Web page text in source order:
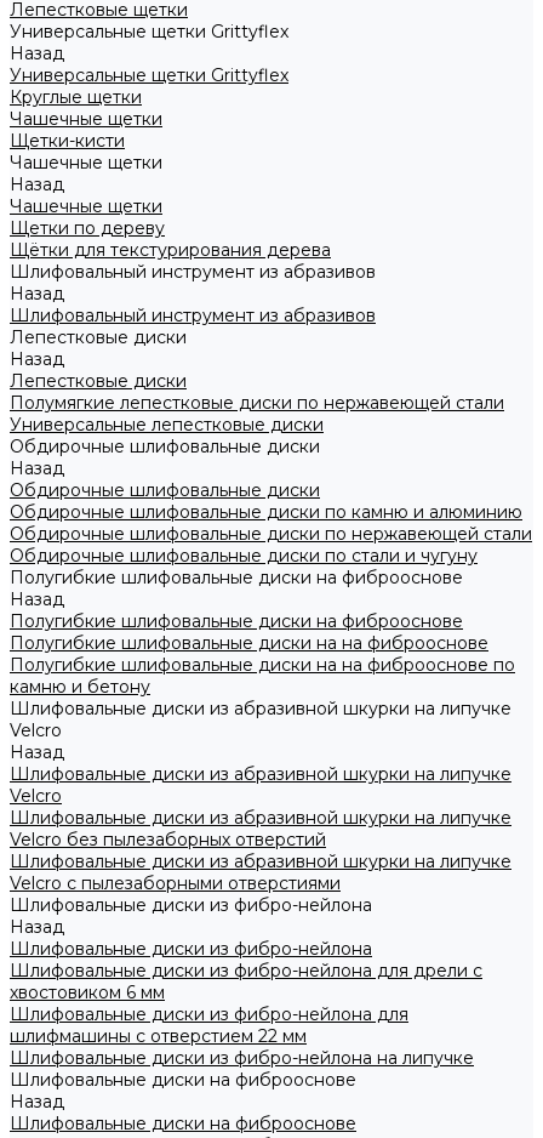
Лепестковые щетки
Универсальные щетки Grittyflex
Назад
Универсальные щетки Grittyflex
Круглые щетки
Чашечные щетки
Щетки-кисти
Чашечные щетки
Назад
Чашечные щетки
Щетки по дереву
Щётки для текстурирования дерева
Шлифовальный инструмент из абразивов
Назад
Шлифовальный инструмент из абразивов
Лепестковые диски
Назад
Лепестковые диски
Полумягкие лепестковые диски по нержавеющей стали
Универсальные лепестковые диски
Обдирочные шлифовальные диски
Назад
Обдирочные шлифовальные диски
Обдирочные шлифовальные диски по камню и алюминию
Обдирочные шлифовальные диски по нержавеющей стали
Обдирочные шлифовальные диски по стали и чугуну
Полугибкие шлифовальные диски на фиброоснове
Назад
Полугибкие шлифовальные диски на фиброоснове
Полугибкие шлифовальные диски на на фиброоснове
Полугибкие шлифовальные диски на на фиброоснове по
камню и бетону
Шлифовальные диски из абразивной шкурки на липучке
Velcro
Назад
Шлифовальные диски из абразивной шкурки на липучке
Velcro
Шлифовальные диски из абразивной шкурки на липучке
Velcro без пылезаборных отверстий
Шлифовальные диски из абразивной шкурки на липучке
Velcro с пылезаборными отверстиями
Шлифовальные диски из фибро-нейлона
Назад
Шлифовальные диски из фибро-нейлона
Шлифовальные диски из фибро-нейлона для дрели с
хвостовиком 6 мм
Шлифовальные диски из фибро-нейлона для
шлифмашины с отверстием 22 мм
Шлифовальные диски из фибро-нейлона на липучке
Шлифовальные диски на фиброоснове
Назад
Шлифовальные диски на фиброоснове